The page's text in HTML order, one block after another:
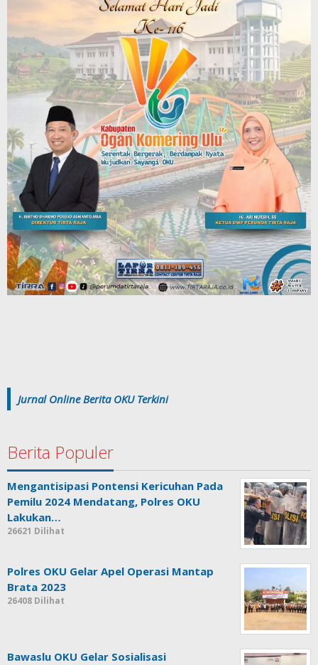
Jurnal Online Berita OKU Terkini
Berita Populer
Mengantisipasi Pontensi Kericuhan Pada
Pemilu 2024 Mendatang, Polres OKU
Lakukan…
26621 Dilihat
Polres OKU Gelar Apel Operasi Mantap
Brata 2023
26408 Dilihat
Bawaslu OKU Gelar Sosialisasi